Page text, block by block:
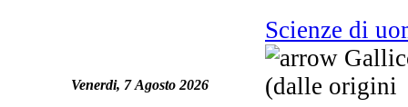
Venerdi, 7 Agosto 2026
Scienze di
(dalle origini